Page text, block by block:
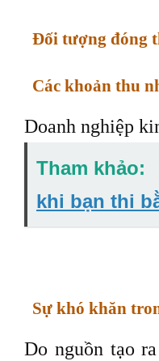
Đối tượng đóng
Các khoản thu
Doanh nghiệp
Tham khảo:
khi bạn thi
Sự khó khăn
Do nguồn tạo